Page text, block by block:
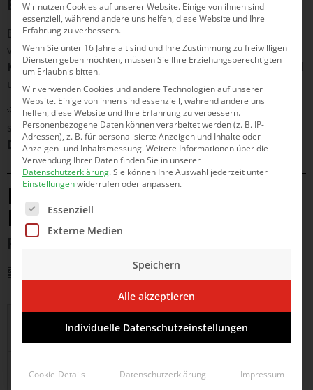
Beispiel:
Ein Gerät mit 900 Watt Leistung bei 6 Stunden Betrieb
verbraucht rechnerisch ca.5,4 kWh/Tag. Dierealen
Kostenhängen jedoch stark vom Eigenverbrauchsanteil
und der Gebäudedämmung ab.
💡
Empfehlung: Für eine verlässliche Abschätzung
solltenIst- und Solltemperatur, Raumdaten und
Dämmwerteanalysiert werden.
Kosten: Anschaffung &
Betrieb
Faustformel zur Heizleistung
🧮 Ca. 50 W/m² Raumfläche(nicht m³)
(ab)
Wir nutzen Cookies auf unserer Website. Einige von ihnen sind
essenziell, während andere uns helfen, diese Website und Ihre
Erfahrung zu verbessern.
Wenn Sie unter 16 Jahre alt sind und Ihre Zustimmung zu freiwilligen
Diensten geben möchten, müssen Sie Ihre Erziehungsberechtigten
um Erlaubnis bitten.
Wir verwenden Cookies und andere Technologien auf unserer
Website. Einige von ihnen sind essenziell, während andere uns
helfen, diese Website und Ihre Erfahrung zu verbessern.
Personenbezogene Daten können verarbeitet werden (z. B. IP-
Adressen), z. B. für personalisierte Anzeigen und Inhalte oder
Anzeigen- und Inhaltsmessung.Weitere Informationen über die
Verwendung Ihrer Daten finden Sie in unserer
Datenschutzerklärung.Sie können Ihre Auswahl jederzeit unter
Einstellungenwiderrufen oder anpassen.
Es folgt eine Liste der Service-Gruppen, für die eine
Essenziell
Externe Medien
Speichern
Alle akzeptieren
Individuelle Datenschutzeinstellungen
Cookie-Details Datenschutzerklärung Impressum